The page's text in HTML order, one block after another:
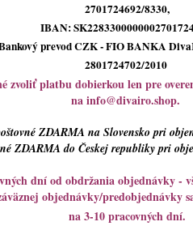
2701724692/8330,
IBAN:
prevod CZK - FIO BANKA
2801724702/2010
zvoliť platbu dobierkou len pre
nainfo@divairo.shop.
ZDARMA na Slovensko pri
ZDARMA do Českej republiky pri
dní od obdržania objednávky
objednávky/predobjednávky
na 3-10 pracovných dní.